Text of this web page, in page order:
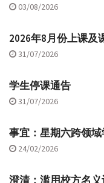
03/08/2026
2026年8月份上课及
31/07/2026
学生停课通告
31/07/2026
事宜：星期六跨领域
24/02/2026
澄清：滥用校方名